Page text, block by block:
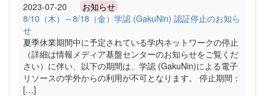
2023-07-20 お知らせ
8/10（木）～8/18（金）学認 (GakuNin) 認証停止のお知ら
せ
夏季休業期間中に予定されている学内ネットワークの停止
（詳細は情報メディア基盤センターのお知らせをご覧くだ
さい）に伴い、以下の期間は、学認 (GakuNin)による電子
リソースの学外からの利用が不可となります。 停止期間：
[…]